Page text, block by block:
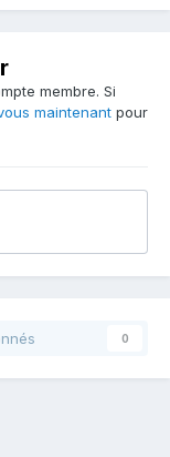
membre. Si
maintenant pour
0